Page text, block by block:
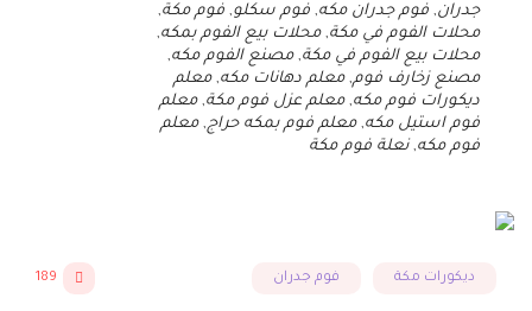
جدران, فوم جدران مكه, فوم سكلو, فوم مكة,
محلات الفوم في مكة,محلات بيع الفوم بمكه,
محلات بيع الفوم في مكة,مصنع الفوم مكه,
مصنع زخارف فوم,معلم دهانات مكه,معلم
ديكورات فوم مكه,معلم عزل فوم مكة,معلم
فوم استيل مكه,معلم فوم بمكه حراج,معلم
فوم مكه,نعلة فوم مكة
ديكورات مكة فوم جدران 189